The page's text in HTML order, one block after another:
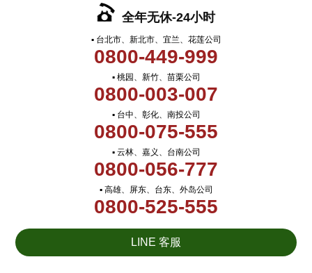
全年无休-24小时
▪ 台北市、新北市、宜兰、花莲公司
0800-449-999
▪ 桃园、新竹、苗栗公司
0800-003-007
▪ 台中、彰化、南投公司
0800-075-555
▪ 云林、嘉义、台南公司
0800-056-777
▪ 高雄、屏东、台东、外岛公司
0800-525-555
LINE 客服